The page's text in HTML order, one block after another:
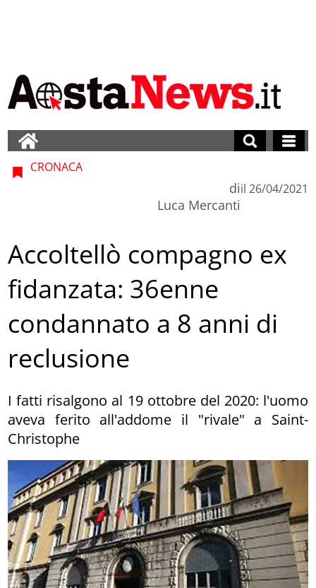
CRONACA
di
Luca Mercanti
il 26/04/2021
Accoltellò compagno ex
fidanzata: 36enne
condannato a 8 anni di
reclusione
I fatti risalgono al 19 ottobre del 2020: l'uomo
aveva ferito all'addome il "rivale" a Saint-
Christophe